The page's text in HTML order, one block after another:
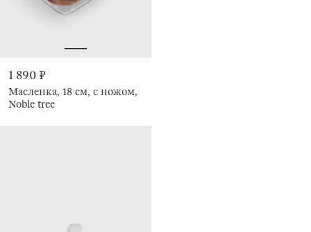
1 890 ₽
Масленка, 18 см, с ножом,
Noble tree